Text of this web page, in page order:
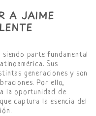
A JAIME
siendo parte fundamental
Sus
generaciones y son
Por ello,
la oportunidad de
captura la esencia del